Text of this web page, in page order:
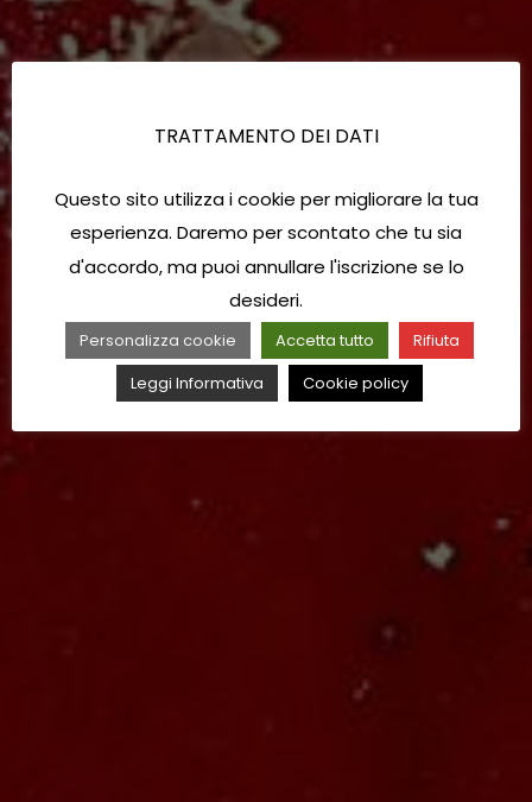
TRATTAMENTO DEI DATI
Questo sito utilizza i cookie per migliorare la tua
esperienza. Daremo per scontato che tu sia
d'accordo, ma puoi annullare l'iscrizione se lo
desideri.
Personalizza cookie Accetta tutto
Rifiuta
Leggi Informativa
Cookie policy